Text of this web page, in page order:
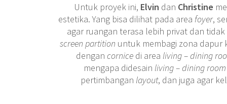
Untuk proyek ini, Elvin dan Christine
estetika. Yang bisa dilihat pada area foyer,
agar ruangan terasa lebih privat dan
screen partition untuk membagi zona
dengan cornice di area living – dining
mengapa didesain living – dining room
pertimbangan layout, dan juga agar